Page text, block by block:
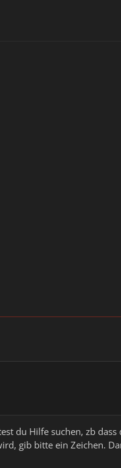
du Hilfe suchen, zb
gib bitte ein Zeichen.